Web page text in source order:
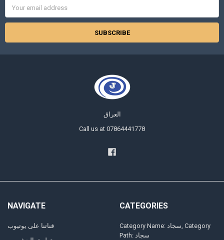
Address
العراق
Call us at 07864441778
NAVIGATE
قناتنا على يوتيوب
CATEGORIES
Category Name: سجاد, Category
Path: سجاد